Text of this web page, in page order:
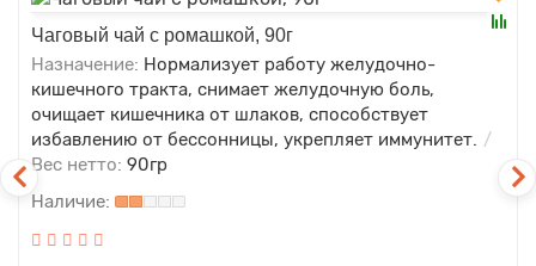
Чаговый чай с ромашкой, 90г
Назначение: Нормализует работу желудочно-
кишечного тракта, снимает желудочную боль,
очищает кишечника от шлаков, способствует
избавлению от бессонницы, укрепляет иммунитет.
Вес нетто: 90гр